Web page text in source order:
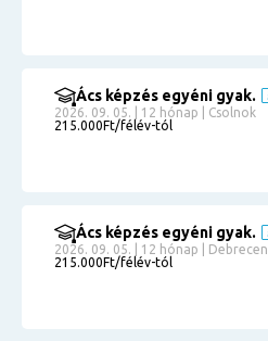
Ács képzés egyéni gyak.
2026. 09. 05. | 12 hónap | Csolnok
215.000Ft/félév-tól
Ács képzés egyéni gyak.
2026. 09. 05. | 12 hónap | Debrecen
215.000Ft/félév-tól